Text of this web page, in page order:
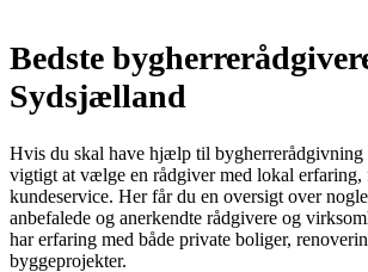
Bedste
Sydsjælland
Hvis du skal have hjælp til
vigtigt at vælge en rådgiver med lokal
kundeservice. Her får du en oversigt over
anbefalede og anerkendte rådgivere og
har erfaring med både private boliger,
byggeprojekter.